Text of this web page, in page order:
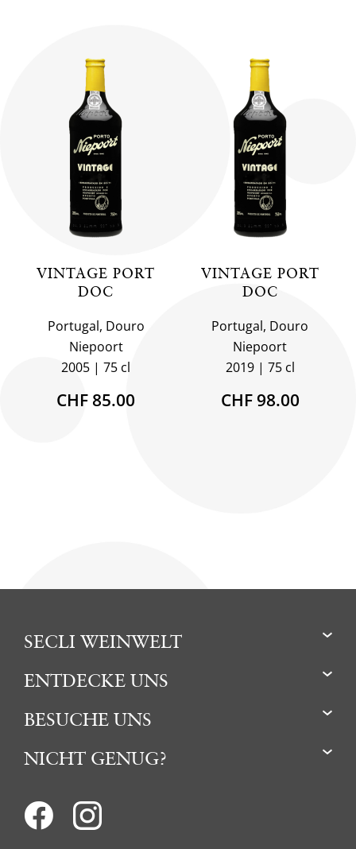
VINTAGE PORT
DOC
Portugal, Douro
Niepoort
2005
75 cl
CHF 85.00
VINTAGE PORT
DOC
Portugal, Douro
Niepoort
2019
75 cl
CHF 98.00
SECLI WEINWELT
ENTDECKE UNS
BESUCHE UNS
NICHT GENUG?